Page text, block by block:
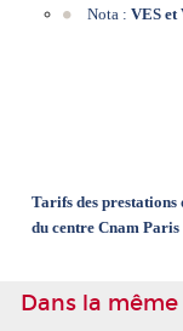
Nota : VES et
Tarifs des prestations
du centre Cnam Paris
Dans la